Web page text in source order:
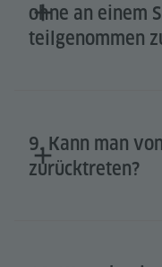
ohne an einem
teilgenommen
9. Kann man
zurücktreten?